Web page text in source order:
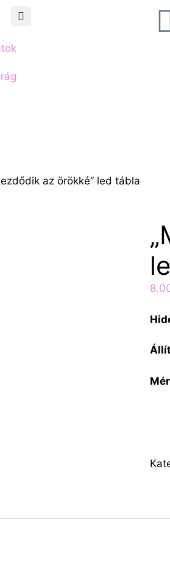
az örökké” led tábla